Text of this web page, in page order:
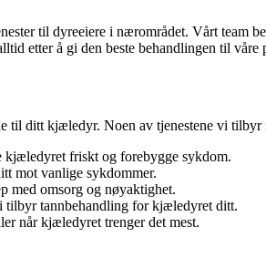
til dyreeiere i nærområdet. Vårt team
etter å gi den beste behandlingen til våre
til ditt kjæledyr. Noen av tjenestene vi tilbyr
kjæledyret friskt og forebygge sykdom.
mot vanlige sykdommer.
med omsorg og nøyaktighet.
tilbyr tannbehandling for kjæledyret ditt.
når kjæledyret trenger det mest.